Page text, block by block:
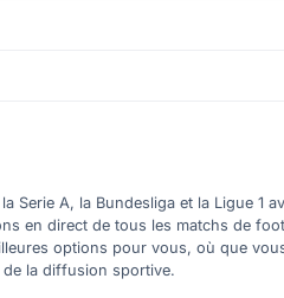
A, la Bundesliga et la Ligue 1
en direct de tous les matchs de
options pour vous, où que
la diffusion sportive.